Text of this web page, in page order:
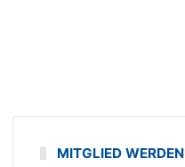
MITGLIED WERDEN